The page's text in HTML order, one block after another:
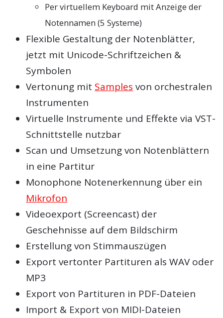
Per virtuellem Keyboard mit Anzeige der
Notennamen (5 Systeme)
Flexible Gestaltung der Notenblätter,
jetzt mit Unicode-Schriftzeichen &
Symbolen
Vertonung mit Samples von orchestralen
Instrumenten
Virtuelle Instrumente und Effekte via VST-
Schnittstelle nutzbar
Scan und Umsetzung von Notenblättern
in eine Partitur
Monophone Notenerkennung über ein
Mikrofon
Videoexport (Screencast) der
Geschehnisse auf dem Bildschirm
Erstellung von Stimmauszügen
Export vertonter Partituren als WAV oder
MP3
Export von Partituren in PDF-Dateien
Import & Export von MIDI-Dateien